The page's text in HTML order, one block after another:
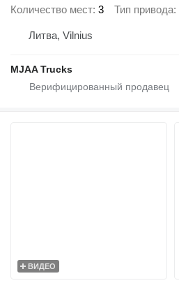
Количество мест 3 Тип привода
Литва, Vilnius
MJAA Trucks
ВИДЕО